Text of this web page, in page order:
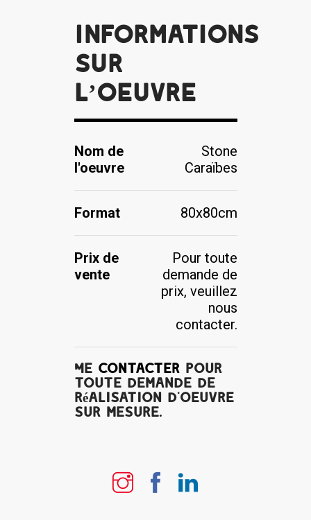
Informations
sur
l’oeuvre
Nom de
l'oeuvre
Stone
Caraïbes
Format 80x80cm
Prix de
vente
Pour toute
demande de
prix, veuillez
nous
contacter.
Me contacterpour
toute demande de
réalisation d'oeuvre
sur mesure.